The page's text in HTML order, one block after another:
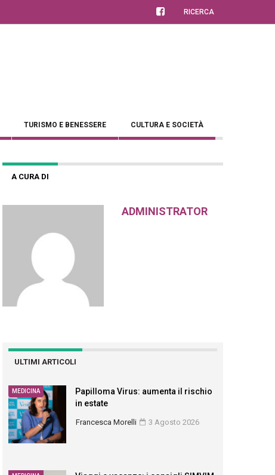
RICERCA
TURISMO E BENESSERE CULTURA E SOCIETÀ
A CURA DI
ADMINISTRATOR
ULTIMI ARTICOLI
MEDICINA
Papilloma Virus: aumenta il rischio
in estate
Francesca Morelli 3 Agosto 2026